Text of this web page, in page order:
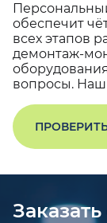
обеспечит
всех этапов
демонтаж-
вопросы.